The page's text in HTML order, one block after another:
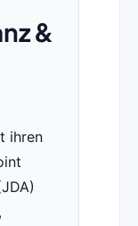
&
ihren